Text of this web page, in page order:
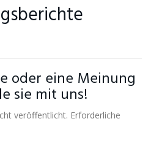
oder eine Meinung
sie mit uns!
veröffentlicht. Erforderliche